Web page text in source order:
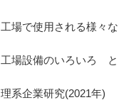
工場で使用される様々
工場設備のいろいろ
理系企業研究(2021年)